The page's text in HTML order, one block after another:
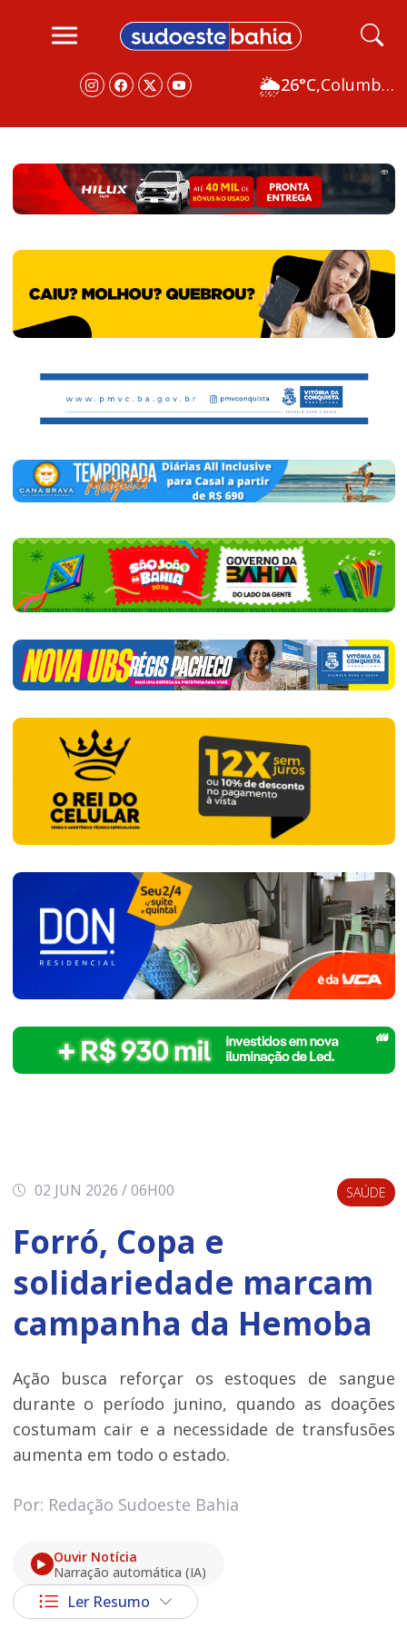
🌦26°C, Columbus
02 JUN 2026 / 06H00 SAÚDE
Forró, Copa e
solidariedade marcam
campanha da Hemoba
Ação busca reforçar os estoques de sangue
durante o período junino, quando as doações
costumam cair e a necessidade de transfusões
aumenta em todo o estado.
Por: Redação Sudoeste Bahia
Ouvir Notícia
Narração automática (IA)
Ler Resumo